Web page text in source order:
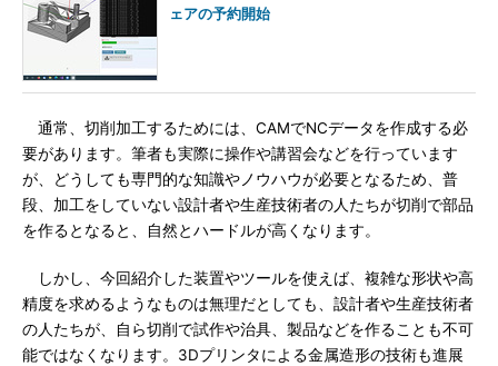
ェアの予約開始
通常、切削加工するためには、CAMでNCデータを作成する必
要があります。筆者も実際に操作や講習会などを行っています
が、どうしても専門的な知識やノウハウが必要となるため、普
段、加工をしていない設計者や生産技術者の人たちが切削で部品
を作るとなると、自然とハードルが高くなります。
しかし、今回紹介した装置やツールを使えば、複雑な形状や高
精度を求めるようなものは無理だとしても、設計者や生産技術者
の人たちが、自ら切削で試作や治具、製品などを作ることも不可
能ではなくなります。3Dプリンタによる金属造形の技術も進展